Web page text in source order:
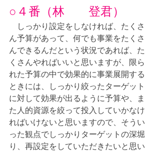
○４番（林　　登君）
しっかり設定をしなければ、たくさ
ん予算があって、何でも事業をたくさ
んできるんだという状況であれば、た
くさんやればいいと思いますが、限ら
れた予算の中で効果的に事業展開する
ときには、しっかり絞ったターゲット
に対して効果が出るように予算や、ま
た人的資源を絞って投入していかなけ
ればいけないと思いますので、そうい
った観点でしっかりターゲットの深堀
り、再設定をしていただきたいと思い